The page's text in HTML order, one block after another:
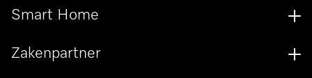
Smart Home
Zakenpartner